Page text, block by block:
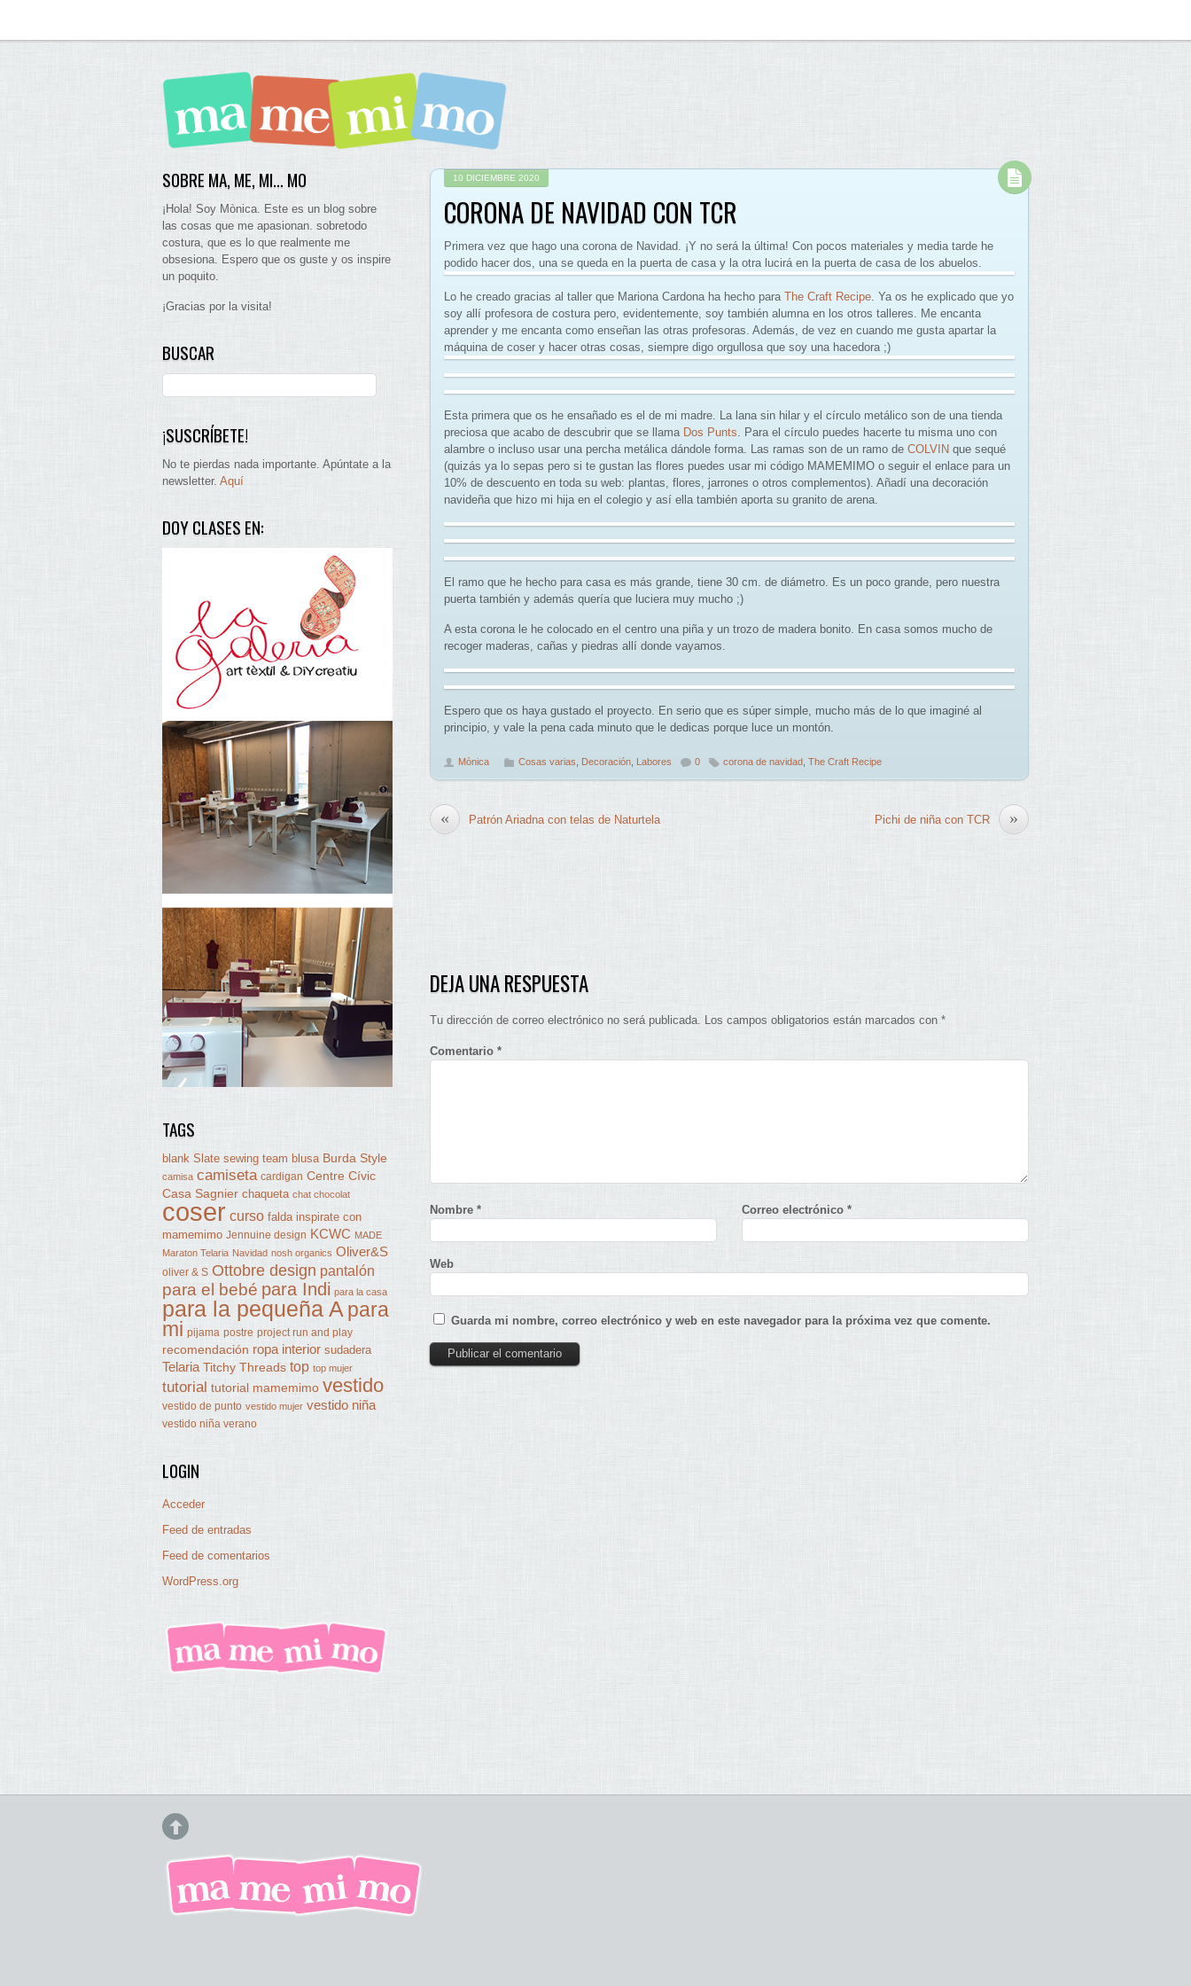
10 DICIEMBRE 2020
CORONA DE NAVIDAD CON TCR
Primera vez que hago una corona de Navidad. ¡Y no será la última! Con pocos materiales y media tarde he
podido hacer dos, una se queda en la puerta de casa y la otra lucirá en la puerta de casa de los abuelos.
Lo he creado gracias al taller que Mariona Cardona ha hecho para The Craft Recipe. Ya os he explicado que yo
soy allí profesora de costura pero, evidentemente, soy también alumna en los otros talleres. Me encanta
aprender y me encanta como enseñan las otras profesoras. Además, de vez en cuando me gusta apartar la
máquina de coser y hacer otras cosas, siempre digo orgullosa que soy una hacedora ;)
Esta primera que os he ensañado es el de mi madre. La lana sin hilar y el círculo metálico son de una tienda
preciosa que acabo de descubrir que se llama Dos Punts. Para el círculo puedes hacerte tu misma uno con
alambre o incluso usar una percha metálica dándole forma. Las ramas son de un ramo de COLVIN que sequé
(quizás ya lo sepas pero si te gustan las flores puedes usar mi código MAMEMIMO o seguir el enlace para un
10% de descuento en toda su web: plantas, flores, jarrones o otros complementos). Añadí una decoración
navideña que hizo mi hija en el colegio y así ella también aporta su granito de arena.
El ramo que he hecho para casa es más grande, tiene 30 cm. de diámetro. Es un poco grande, pero nuestra
puerta también y además quería que luciera muy mucho ;)
A esta corona le he colocado en el centro una piña y un trozo de madera bonito. En casa somos mucho de
recoger maderas, cañas y piedras allí donde vayamos.
Espero que os haya gustado el proyecto. En serio que es súper simple, mucho más de lo que imaginé al
principio, y vale la pena cada minuto que le dedicas porque luce un montón.
Mònica Cosas varias Decoración Labores 0 corona de navidad The Craft Recipe
« Patrón Ariadna con telas de Naturtela »
Pichi de niña con TCR
DEJA UNA RESPUESTA
Tu dirección de correo electrónico no será publicada. Los campos obligatorios están marcados con *
Comentario *
Nombre * Correo electrónico *
Web
Guarda mi nombre, correo electrónico y web en este navegador para la próxima vez que comente.
SOBRE MA, ME, MI… MO
¡Hola! Soy Mònica. Este es un blog sobre
las cosas que me apasionan. sobretodo
costura, que es lo que realmente me
obsesiona. Espero que os guste y os inspire
un poquito.
¡Gracias por la visita!
BUSCAR
¡SUSCRÍBETE!
No te pierdas nada importante. Apúntate a la
newsletter. Aquí
DOY CLASES EN:
TAGS
blank Slate sewing team blusa Burda Style
camisa camiseta cardigan Centre Cívic
Casa Sagnier chaqueta chat chocolat
coser curso falda inspirate con
mamemimo Jennuine design KCWC MADE
Maraton Telaria Navidad nosh organics Oliver&S
oliver & S Ottobre design pantalón
para el bebé para Indi para la casa
para la pequeña A para
mi pijama postre project run and play
recomendación ropa interior sudadera
Telaria Titchy Threads top top mujer
tutorial tutorial mamemimo vestido
vestido de punto vestido mujer vestido niña
vestido niña verano
LOGIN
Acceder
Feed de entradas
Feed de comentarios
WordPress.org